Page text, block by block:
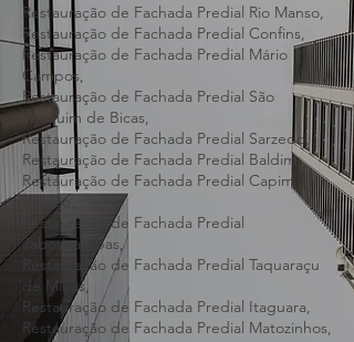
da Lapa,
Restauração de Fachada Predial Florestal,
Restauração de Fachada Predial Rio Manso,
Restauração de Fachada Predial Confins,
Restauração de Fachada Predial Mário
Campos,
Restauração de Fachada Predial São
Joaquim de Bicas,
Restauração de Fachada Predial Sarzedo,
Restauração de Fachada Predial Baldim,
Restauração de Fachada Predial Capim
Branco,
Restauração de Fachada Predial
Jaboticatubas,
Restauração de Fachada Predial Taquaraçu
de Minas,